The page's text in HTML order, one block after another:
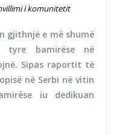
i komunitetit
gjithnjë e më shumë
bamirëse në
Sipas raportit të
në Serbi në vitin
iu dedikuan